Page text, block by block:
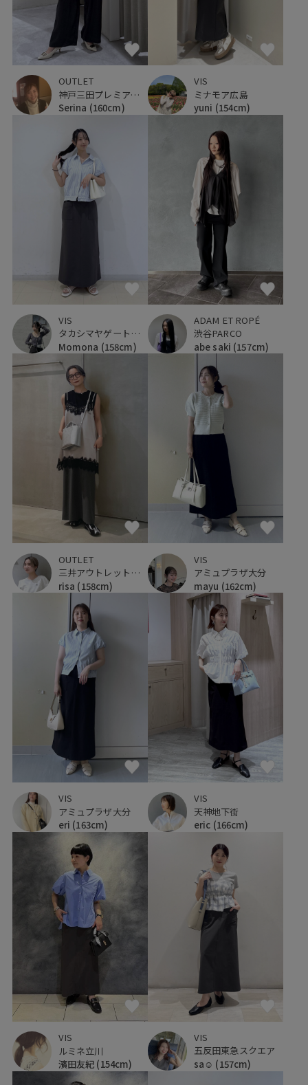
OUTLET
神戸三田プレミアム・アウトレット
Serina (160cm)
VIS
ミナモア広島
yuni (154cm)
VIS
タカシマヤゲートタワーモール
Momona (158cm)
ADAM ET ROPÉ
渋谷PARCO
abe saki (157cm)
OUTLET
三井アウトレットパーク 横浜ベイサイド
risa (158cm)
VIS
アミュプラザ大分
mayu (162cm)
VIS
アミュプラザ大分
eri (163cm)
VIS
天神地下街
eric (166cm)
VIS
ルミネ立川
濱田友紀 (154cm)
VIS
五反田東急スクエア
sa☺︎ (157cm)